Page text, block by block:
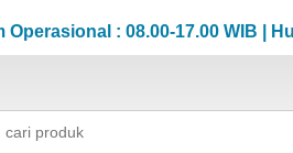
: 08.00-17.00 WIB | Hub